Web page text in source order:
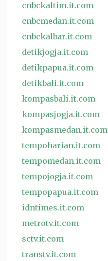
cnbckaltim.it.com
cnbcmedan.it.com
cnbckalbar.it.com
detikjogja.it.com
detikpapua.it.com
detikbali.it.com
kompasbali.it.com
kompasjogja.it.com
kompasmedan.it.com
tempoharian.it.com
tempomedan.it.com
tempojogja.it.com
tempopapua.it.com
idntimes.it.com
metrotv.it.com
sctv.it.com
transtv.it.com